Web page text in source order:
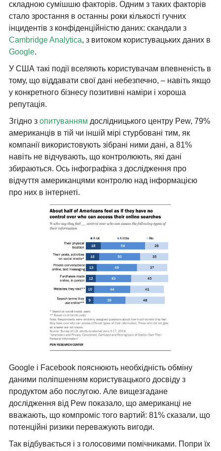
складною сумішшю факторів. Одним з таких факторів
стало зростання в останны роки кількості гучних
інцидентів з конфіденційністю даних: скандали з
Cambridge Analytica, з витоком користувацьких даних в
Google.
У США такі події вселяють користувачам впевненість в
тому, що віддавати свої дані небезпечно, – навіть якщо
у конкретного бізнесу позитивні наміри і хороша
репутація.
Згідно з опитуванням дослідницького центру Pew, 79%
американців в тій чи іншій мірі стурбовані тим, як
компанії використовують зібрані ними дані, а 81%
навіть не відчувають, що контролюють, які дані
збираються. Ось інфографіка з дослідження про
відчуття американцями контролю над інформацією
про них в інтернеті.
Google і Facebook пояснюють необхідність обміну
даними поліпшенням користувацького досвіду з
продуктом або послугою. Але вищезгадане
дослідження від Pew показало, що американці не
вважають, що компроміс того вартий: 81% сказали, що
потенційні ризики переважують вигоди.
Так відбувається і з голосовими помічниками. Попри їх